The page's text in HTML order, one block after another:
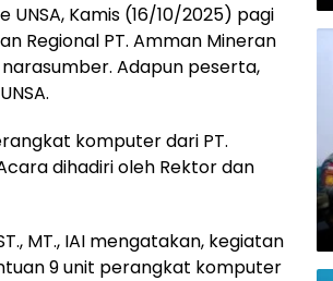
Kamis (16/10/2025) pagi
Regional PT. Amman Mineran
narasumber. Adapun peserta,
komputer dari PT.
dihadiri oleh Rektor dan
MT., IAI mengatakan, kegiatan
9 unit perangkat komputer